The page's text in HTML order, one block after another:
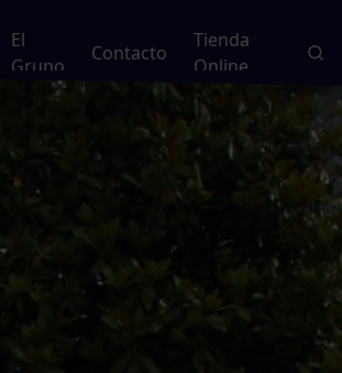
El
Grupo
Contacto
Tienda
Online